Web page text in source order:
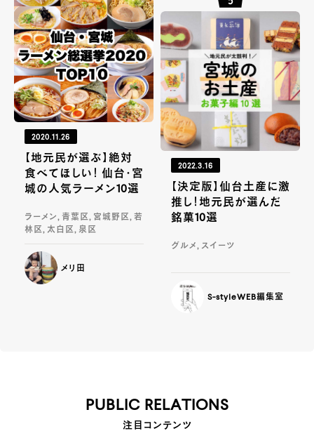
2020.11.26
【地元民が選ぶ】絶対
食べてほしい！ 仙台・宮
城の人気ラーメン10選
ラーメン, 青葉区, 宮城野区, 若
林区, 太白区, 泉区
メリ田
2022.3.16
【決定版】仙台土産に激
推し！地元民が選んだ
銘菓10選
グルメ, スイーツ
S-styleWEB編集室
PUBLIC RELATIONS
注目コンテンツ